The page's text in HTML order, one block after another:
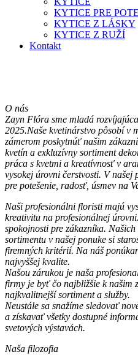
KYTICE PRE
KYTICE Z LÁSKY
KYTICE Z RUŽÍ
Kontakt
O nás
Zayn Flóra sme mladá
2025.Naše kvetinárstvo pôsobí v
zámerom poskytnúť našim
kvetín a exkluzívny sortiment
práca s kvetmi a kreatívnosť v
vysokej úrovni čerstvosti. V našej
pre potešenie, radosť, úsmev na
Naši profesionálni floristi majú
kreativitu na profesionálnej
spokojnosti pre zákazníka.
sortimentu v našej ponuke si
firemných kritérií. Na náš
najvyššej kvalite.
Našou zárukou je naša
firmy je byť čo najbližšie k našim
najkvalitnejší sortiment a služby.
Neustále sa snažíme sledovať
a získavať všetky dostupné
svetových výstavách.
Naša filozofia